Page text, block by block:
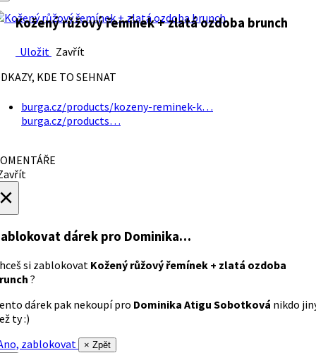
Kožený růžový řemínek + zlatá ozdoba brunch
Uložit Zavřít
KDE TO SEHNAT
burga.cz/products/kozeny-reminek-k…
burga.cz/products…
dárek pro Dominika…
si zablokovat Kožený růžový řemínek + zlatá ozdoba
?
dárek pak nekoupí pro Dominika Atigu Sobotková nikdo
ty :)
zablokovat
× Zpět